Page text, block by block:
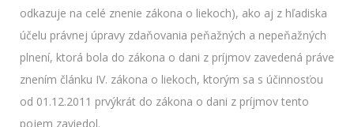
odkazuje na celé znenie zákona o liekoch), ako aj z hľadiska
účelu právnej úpravy zdaňovania peňažných a nepeňažných
plnení, ktorá bola do zákona o dani z príjmov zavedená práve
znením článku IV. zákona o liekoch, ktorým sa s účinnosťou
od 01.12.2011 prvýkrát do zákona o dani z príjmov tento
pojem zaviedol.